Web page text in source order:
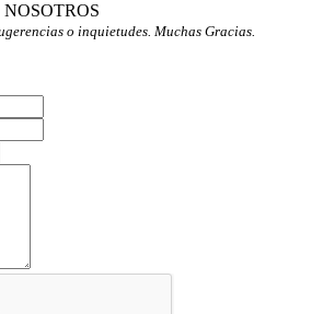
o inquietudes. Muchas Gracias.